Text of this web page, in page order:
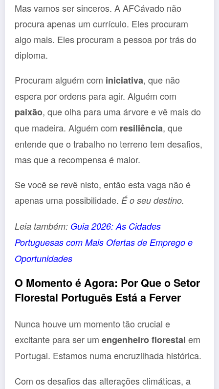
Mas vamos ser sinceros. A AFCávado não
procura apenas um currículo. Eles procuram
algo mais. Eles procuram a pessoa por trás do
diploma.
Procuram alguém com iniciativa, que não
espera por ordens para agir. Alguém com
paixão, que olha para uma árvore e vê mais do
que madeira. Alguém com resiliência, que
entende que o trabalho no terreno tem desafios,
mas que a recompensa é maior.
Se você se revê nisto, então esta vaga não é
apenas uma possibilidade. É o seu destino.
Leia também: Guia 2026: As Cidades
Portuguesas com Mais Ofertas de Emprego e
Oportunidades
O Momento é Agora: Por Que o Setor
Florestal Português Está a Ferver
Nunca houve um momento tão crucial e
excitante para ser um engenheiro florestal em
Portugal. Estamos numa encruzilhada histórica.
Com os desafios das alterações climáticas, a